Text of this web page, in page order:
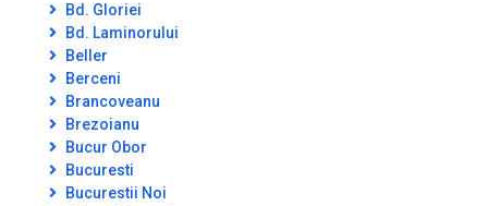
Bd. Gloriei
Bd. Laminorului
Beller
Berceni
Brancoveanu
Brezoianu
Bucur Obor
Bucuresti
Bucurestii Noi